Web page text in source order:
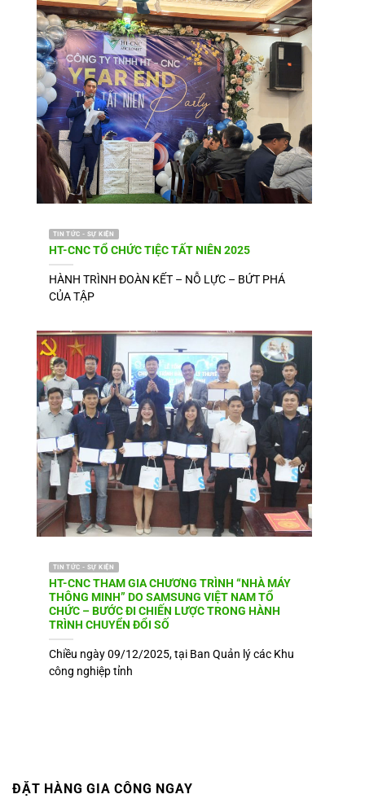
TIN TỨC - SỰ KIỆN
HT-CNC TỔ CHỨC TIỆC TẤT NIÊN 2025
HÀNH TRÌNH ĐOÀN KẾT – NỖ LỰC – BỨT PHÁ
CỦA TẬP
TIN TỨC - SỰ KIỆN
HT-CNC THAM GIA CHƯƠNG TRÌNH “NHÀ MÁY
THÔNG MINH” DO SAMSUNG VIỆT NAM TỔ
CHỨC – BƯỚC ĐI CHIẾN LƯỢC TRONG HÀNH
TRÌNH CHUYỂN ĐỔI SỐ
Chiều ngày 09/12/2025, tại Ban Quản lý các Khu
công nghiệp tỉnh
ĐẶT HÀNG GIA CÔNG NGAY